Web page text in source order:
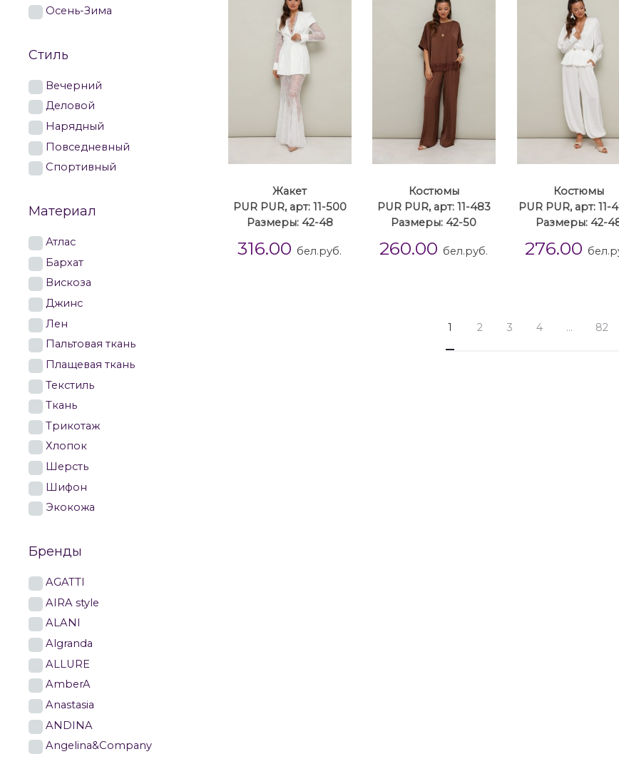
Жакет
PUR PUR, арт: 11-500
Размеры: 42-48
316.00 бел.руб.
Костюмы
PUR PUR, арт: 11-483
Размеры: 42-50
260.00 бел.руб.
Костюмы
PUR PUR, арт: 11-
Размеры: 42-
276.00
1 2 3 4 … 82
Осень-Зима
Стиль
Вечерний
Деловой
Нарядный
Повседневный
Спортивный
Материал
Атлас
Бархат
Вискоза
Джинс
Лен
Пальтовая ткань
Плащевая ткань
Текстиль
Ткань
Трикотаж
Хлопок
Шерсть
Шифон
Экокожа
Бренды
AGATTI
AIRA style
ALANI
Algranda
ALLURE
AmberA
Anastasia
ANDINA
Angelina&Company